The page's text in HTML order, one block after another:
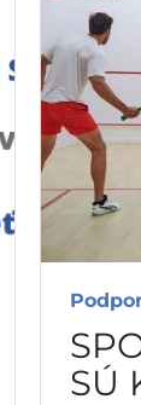
SÚ